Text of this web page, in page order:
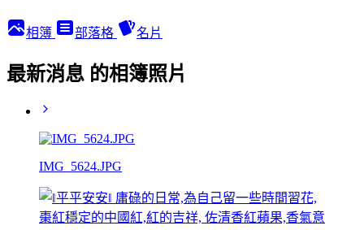
相簿 部落格 名片
最新消息 的相簿照片
IMG_5624.JPG